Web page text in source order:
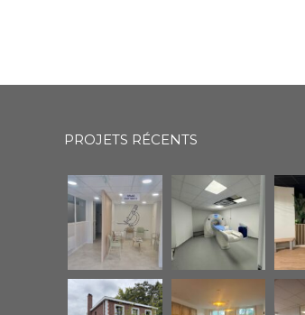
PROJETS RÉCENTS